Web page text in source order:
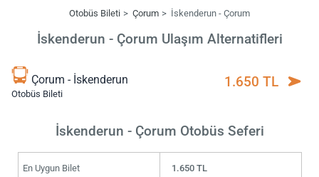
Otobüs Bileti Çorum İskenderun - Çorum
İskenderun - Çorum Ulaşım Alternatifleri
Çorum - İskenderun
Otobüs Bileti
1.650 TL
İskenderun - Çorum Otobüs Seferi
En Uygun Bilet 1.650 TL